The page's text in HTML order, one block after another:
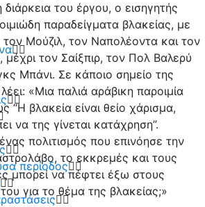
περίοδος
του έργου, ο εισηγητής
παραδείγματα βλακείας, με
Μούζιλ, τον Ναπολέοντα και τον
τον Σαίξπιρ, τον Πολ Βαλερύ
Μπάνι. Σε κάποιο σημείο της
«Μια παλιά αράβικη παροιμία
“Η βλακεία είναι θείο χάρισμα,
να της γίνεται κατάχρηση”.
πολιτισμός που επινόησε την
το εκκρεμές και τους
μπορεί να πέφτει έξω στους
για το θέμα της βλακείας;»